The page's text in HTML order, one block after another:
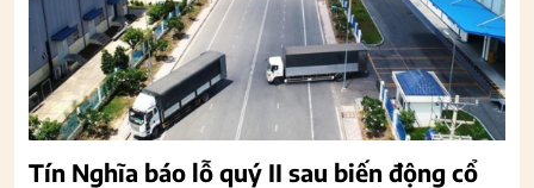
Tín Nghĩa báo lỗ quý II sau biến động cổ